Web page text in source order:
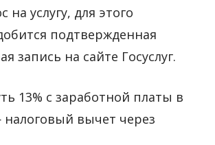
на услугу, для этого
подтвержденная
запись на сайте Госуслуг.